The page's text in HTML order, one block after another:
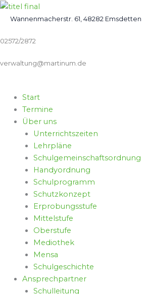
Zum
InhaltWannenmacherstr. 61, 48282 Emsdetten
02572/2872
verwaltung@martinum.de
Start
Termine
Über uns
Unterrichtszeiten
Lehrpläne
Schulgemeinschaftsordnung
Handyordnung
Schulprogramm
Schutzkonzept
Erprobungsstufe
Mittelstufe
Oberstufe
Mediothek
Mensa
Schulgeschichte
Ansprechpartner
Schulleitung